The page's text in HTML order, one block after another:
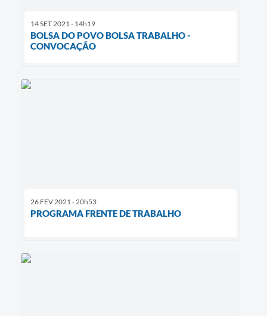
14 SET 2021 - 14h19
BOLSA DO POVO BOLSA TRABALHO -
CONVOCAÇÃO
26 FEV 2021 - 20h53
PROGRAMA FRENTE DE TRABALHO